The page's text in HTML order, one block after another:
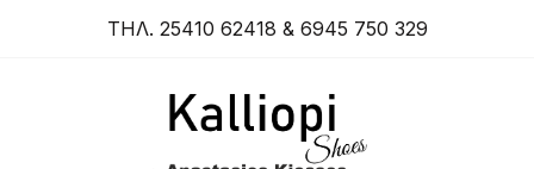
ΤΗΛ. 25410 62418 & 6945 750 329